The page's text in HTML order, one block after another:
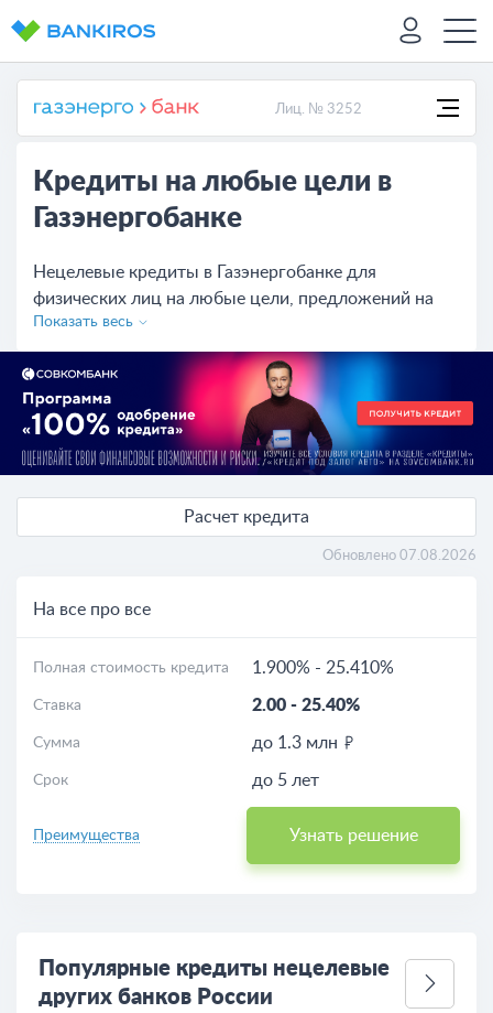
Лиц. № 3252
Кредиты на любые цели в
Газэнергобанке
Нецелевые кредиты в Газэнергобанке для
физических лиц на любые цели, предложений на
сегодня - 1. Изучите условия банков, сравните
кредиты и оставьте онлайн-заявку на сайте.
Показать весь
Расчет кредита
Обновлено 07.08.2026
На все про все
Полная стоимость кредита 1.900% - 25.410%
Ставка 2.00 - 25.40%
Сумма до 1.3 млн
Срок до 5 лет
Преимущества Узнать решение
Популярные кредиты нецелевые
других банков России